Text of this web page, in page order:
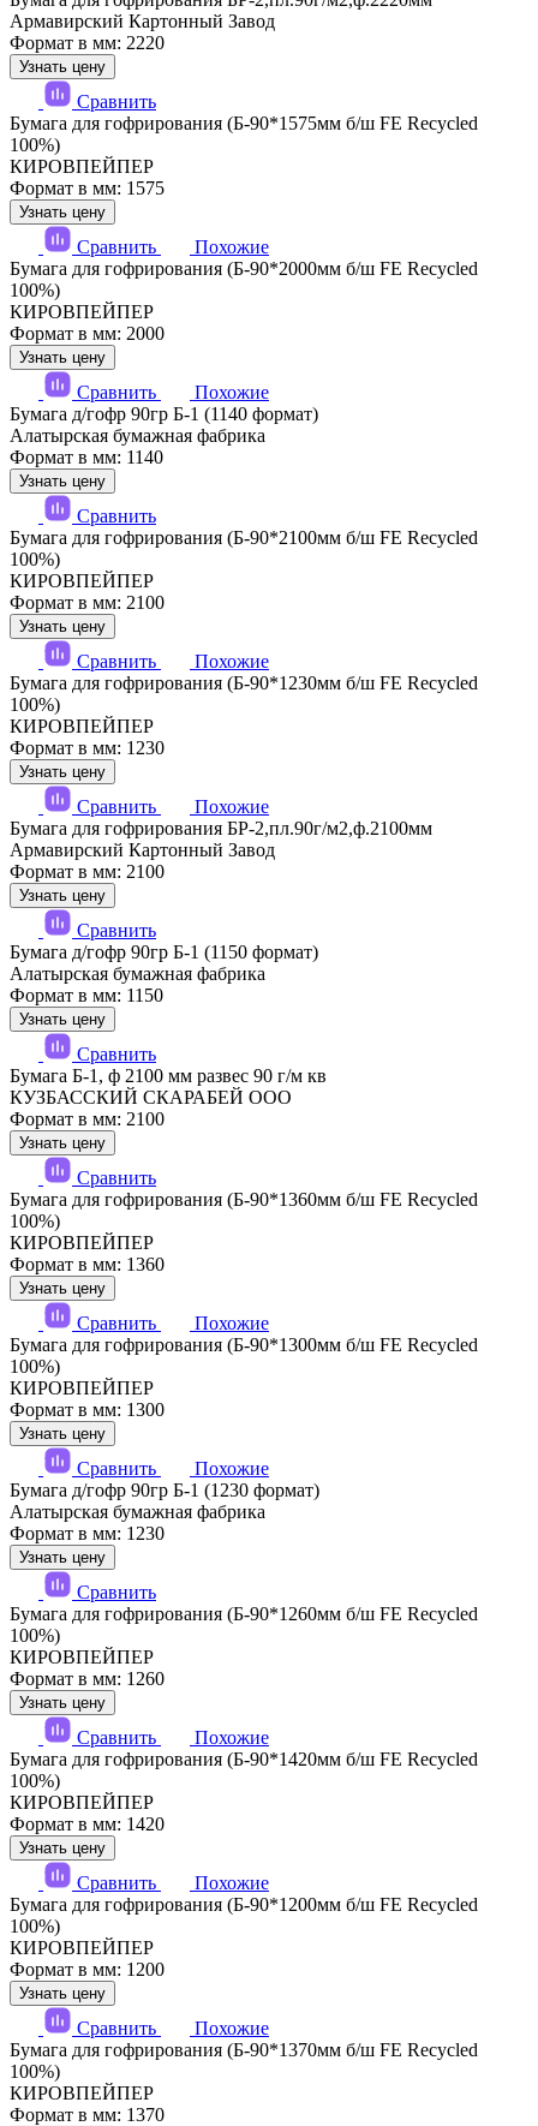
Армавирский Картонный Завод
Формат в мм: 2220
Узнать цену
Сравнить
Бумага для гофрирования (Б-90*1575мм б/ш FE Recycled
100%)
КИРОВПЕЙПЕР
Формат в мм: 1575
Узнать цену
Сравнить
Похожие
Бумага для гофрирования (Б-90*2000мм б/ш FE Recycled
100%)
КИРОВПЕЙПЕР
Формат в мм: 2000
Узнать цену
Сравнить
Похожие
Бумага д/гофр 90гр Б-1 (1140 формат)
Алатырская бумажная фабрика
Формат в мм: 1140
Узнать цену
Сравнить
Бумага для гофрирования (Б-90*2100мм б/ш FE Recycled
100%)
КИРОВПЕЙПЕР
Формат в мм: 2100
Узнать цену
Сравнить
Похожие
Бумага для гофрирования (Б-90*1230мм б/ш FE Recycled
100%)
КИРОВПЕЙПЕР
Формат в мм: 1230
Узнать цену
Сравнить
Похожие
Бумага для гофрирования БР-2,пл.90г/м2,ф.2100мм
Армавирский Картонный Завод
Формат в мм: 2100
Узнать цену
Сравнить
Бумага д/гофр 90гр Б-1 (1150 формат)
Алатырская бумажная фабрика
Формат в мм: 1150
Узнать цену
Сравнить
Бумага Б-1, ф 2100 мм развес 90 г/м кв
КУЗБАССКИЙ СКАРАБЕЙ ООО
Формат в мм: 2100
Узнать цену
Сравнить
Бумага для гофрирования (Б-90*1360мм б/ш FE Recycled
100%)
КИРОВПЕЙПЕР
Формат в мм: 1360
Узнать цену
Сравнить
Похожие
Бумага для гофрирования (Б-90*1300мм б/ш FE Recycled
100%)
КИРОВПЕЙПЕР
Формат в мм: 1300
Узнать цену
Сравнить
Похожие
Бумага д/гофр 90гр Б-1 (1230 формат)
Алатырская бумажная фабрика
Формат в мм: 1230
Узнать цену
Сравнить
Бумага для гофрирования (Б-90*1260мм б/ш FE Recycled
100%)
КИРОВПЕЙПЕР
Формат в мм: 1260
Узнать цену
Сравнить
Похожие
Бумага для гофрирования (Б-90*1420мм б/ш FE Recycled
100%)
КИРОВПЕЙПЕР
Формат в мм: 1420
Узнать цену
Сравнить
Похожие
Бумага для гофрирования (Б-90*1200мм б/ш FE Recycled
100%)
КИРОВПЕЙПЕР
Формат в мм: 1200
Узнать цену
Сравнить
Похожие
Бумага для гофрирования (Б-90*1370мм б/ш FE Recycled
100%)
КИРОВПЕЙПЕР
Формат в мм: 1370